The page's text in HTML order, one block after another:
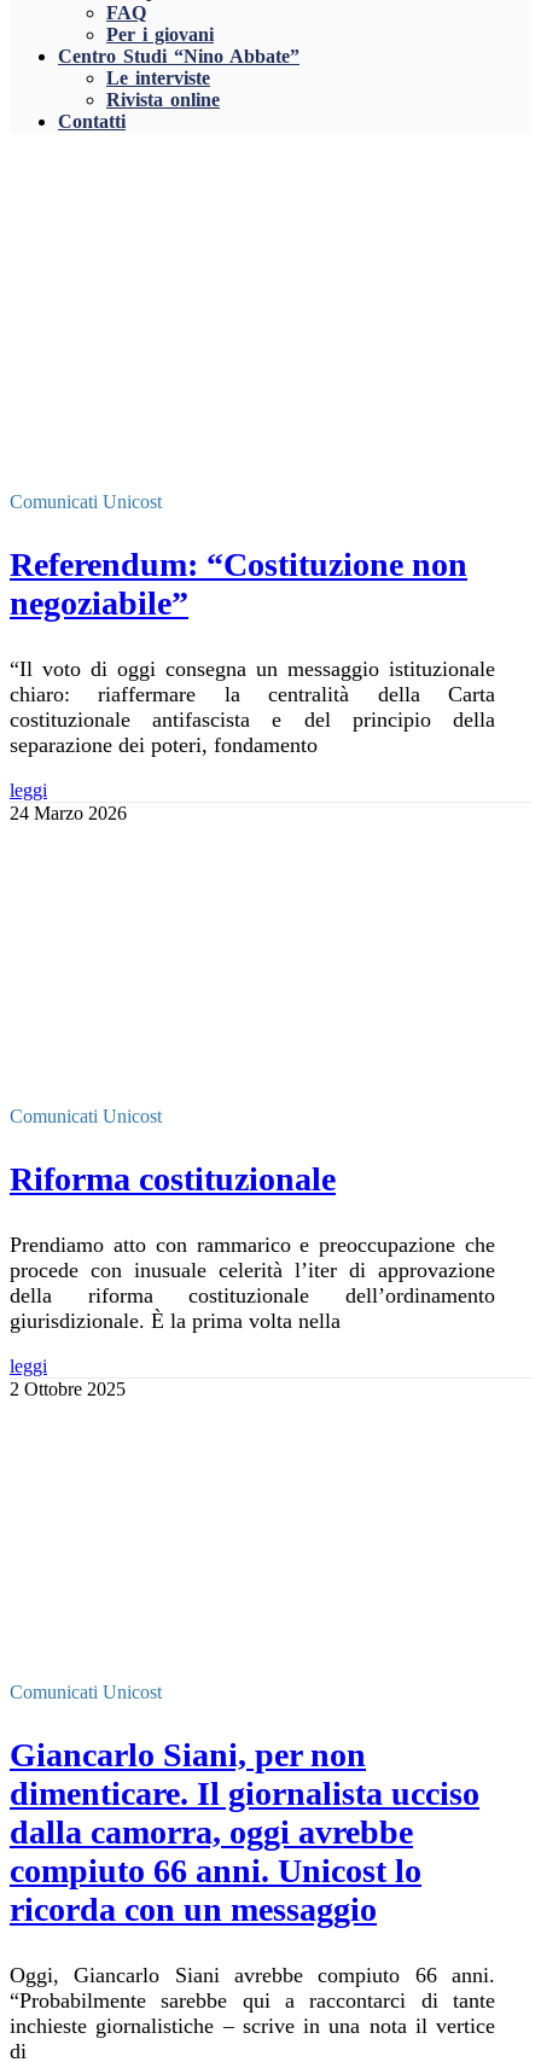
FAQ
Per i giovani
Centro Studi “Nino Abbate”
Le interviste
Rivista online
Contatti
Comunicati Unicost
Referendum: “Costituzione non
negoziabile”
“Il voto di oggi consegna un messaggio istituzionale
chiaro: riaffermare la centralità della Carta
costituzionale antifascista e del principio della
separazione dei poteri, fondamento
leggi
24 Marzo 2026
Comunicati Unicost
Riforma costituzionale
Prendiamo atto con rammarico e preoccupazione che
procede con inusuale celerità l’iter di approvazione
della riforma costituzionale dell’ordinamento
giurisdizionale. È la prima volta nella
leggi
2 Ottobre 2025
Comunicati Unicost
Giancarlo Siani, per non
dimenticare. Il giornalista ucciso
dalla camorra, oggi avrebbe
compiuto 66 anni. Unicost lo
ricorda con un messaggio
Oggi, Giancarlo Siani avrebbe compiuto 66 anni.
“Probabilmente sarebbe qui a raccontarci di tante
inchieste giornalistiche – scrive in una nota il vertice
di